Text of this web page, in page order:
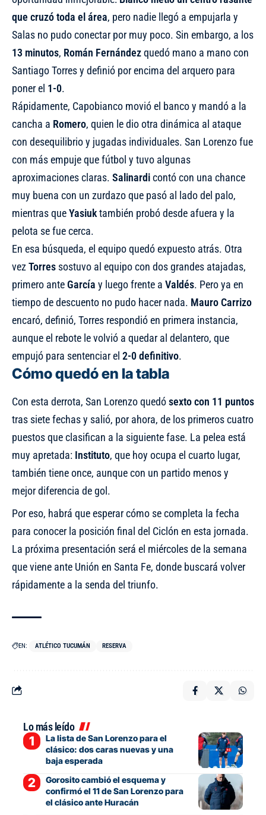
que cruzó toda el área, pero nadie llegó a empujarla y
Salas no pudo conectar por muy poco. Sin embargo, a los
13 minutos, Román Fernándezquedó mano a mano con
Santiago Torres y definió por encima del arquero para
poner el 1-0.
Rápidamente, Capobianco movió el banco y mandó a la
cancha a Romero, quien le dio otra dinámica al ataque
con desequilibrio y jugadas individuales. San Lorenzo fue
con más empuje que fútbol y tuvo algunas
aproximaciones claras. Salinardicontó con una chance
muy buena con un zurdazo que pasó al lado del palo,
mientras queYasiuktambién probó desde afuera y la
pelota se fue cerca.
En esa búsqueda, el equipo quedó expuesto atrás. Otra
vez Torres sostuvo al equipo con dos grandes atajadas,
primero anteGarcía y luego frente a Valdés. Pero ya en
tiempo de descuento no pudo hacer nada. Mauro Carrizo
encaró, definió, Torres respondió en primera instancia,
aunque el rebote le volvió a quedar al delantero, que
empujó para sentenciar el 2-0 definitivo.
Cómo quedó en la tabla
Con esta derrota, San Lorenzo quedósexto con 11 puntos
tras siete fechas y salió, por ahora, de los primeros cuatro
puestos que clasifican a la siguiente fase. La pelea está
muy apretada: Instituto, que hoy ocupa el cuarto lugar,
también tiene once, aunque con un partido menos y
mejor diferencia de gol.
Por eso, habrá que esperar cómo se completa la fecha
para conocer la posición final del Ciclón en esta jornada.
La próxima presentación será el miércoles de la semana
que viene ante Unión en Santa Fe, donde buscará volver
rápidamente a la senda del triunfo.
EN: ATLÉTICO TUCUMÁN RESERVA
Lo más leído
La lista de San Lorenzo para el
clásico: dos caras nuevas y una
baja esperada
Gorosito cambió el esquema y
confirmó el 11 de San Lorenzo para
el clásico ante Huracán